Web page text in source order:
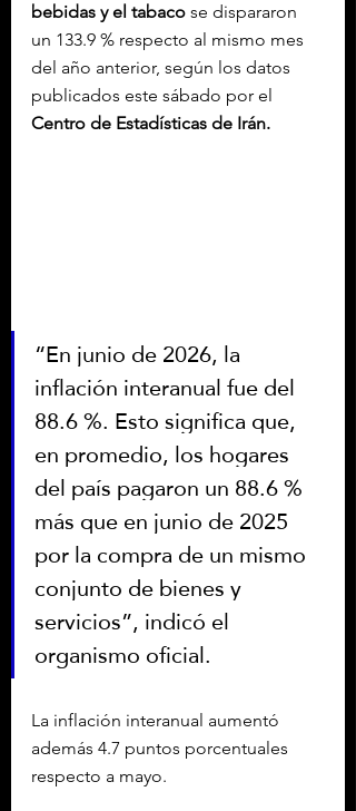
bebidas y el tabaco se dispararon
un 133.9 % respecto al mismo mes
del año anterior, según los datos
publicados este sábado por el
Centro de Estadísticas de Irán.
“En junio de 2026, la
inflación interanual fue del
88.6 %. Esto significa que,
en promedio, los hogares
del país pagaron un 88.6 %
más que en junio de 2025
por la compra de un mismo
conjunto de bienes y
servicios”, indicó el
organismo oficial.
La inflación interanual aumentó
además 4.7 puntos porcentuales
respecto a mayo.